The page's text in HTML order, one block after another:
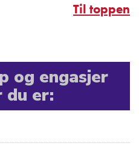
Til toppen
og engasjer
du er: